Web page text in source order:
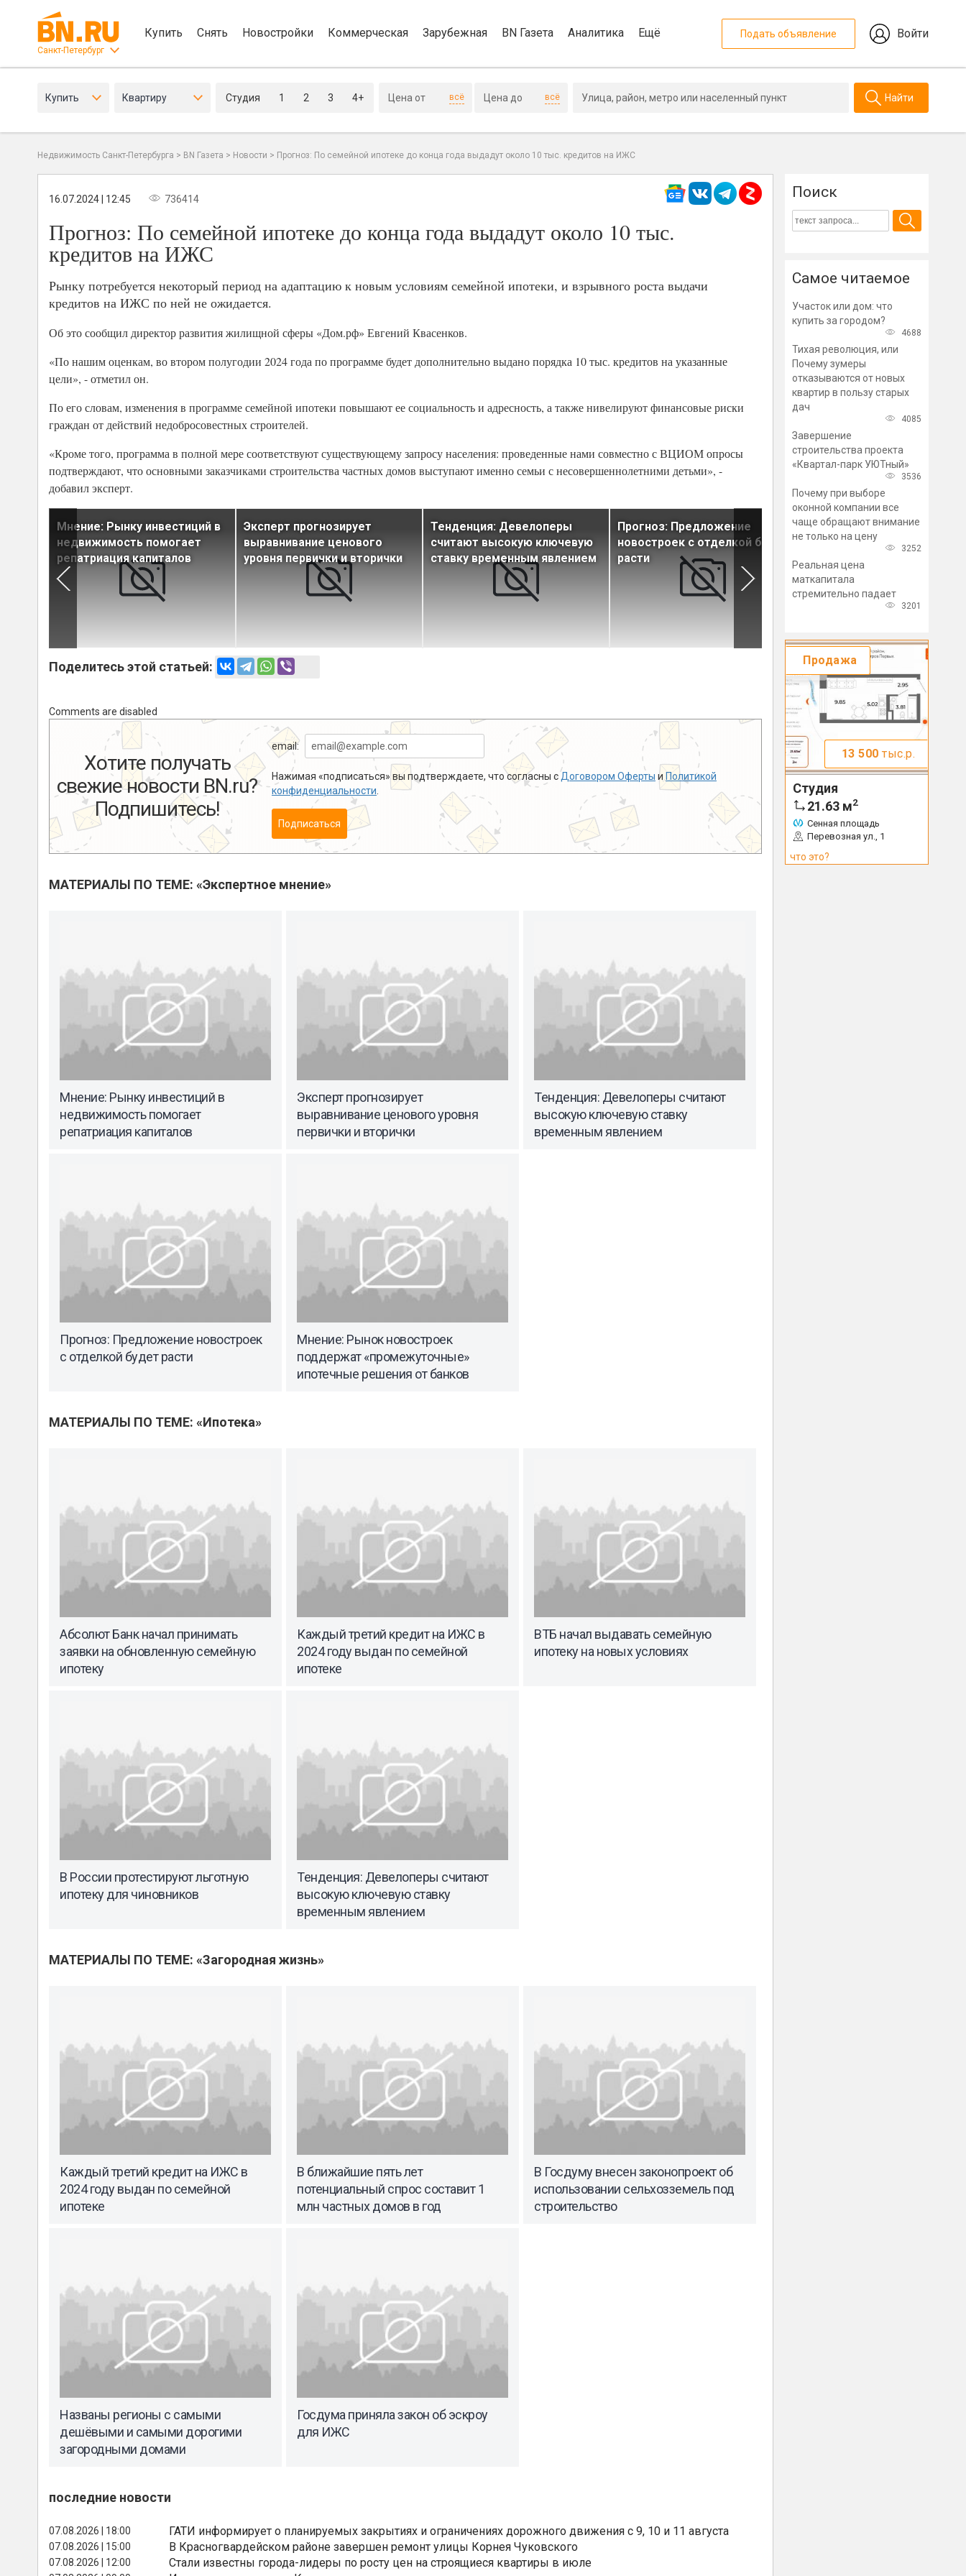
Санкт-Петербург
Купить Снять Новостройки Коммерческая Зарубежная BN Газета Аналитика Ещё Подать объявление Войти
Купить Квартиру Студия 1 2 3 4+ всё всё Найти
Недвижимость Санкт-Петербурга > BN Газета > Новости > Прогноз: По семейной ипотеке до конца года выдадут около 10 тыс. кредитов на ИЖС
16.07.2024 | 12:45 736414
Прогноз: По семейной ипотеке до конца года выдадут около 10 тыс.
кредитов на ИЖС
Рынку потребуется некоторый период на адаптацию к новым условиям семейной ипотеки, и взрывного роста выдачи
кредитов на ИЖС по ней не ожидается.
Об это сообщил директор развития жилищной сферы «Дом.рф» Евгений Квасенков.
«По нашим оценкам, во втором полугодии 2024 года по программе будет дополнительно выдано порядка 10 тыс. кредитов на указанные
цели», - отметил он.
По его словам, изменения в программе семейной ипотеки повышают ее социальность и адресность, а также нивелируют финансовые риски
граждан от действий недобросовестных строителей.
«Кроме того, программа в полной мере соответствуют существующему запросу населения: проведенные нами совместно с ВЦИОМ опросы
подтверждают, что основными заказчиками строительства частных домов выступают именно семьи с несовершеннолетними детьми», -
добавил эксперт.
Мнение: Рынку инвестиций в
недвижимость помогает
репатриация капиталов
Эксперт прогнозирует
выравнивание ценового
уровня первички и вторички
Тенденция: Девелоперы
считают высокую ключевую
ставку временным явлением
Прогноз: Предложение
новостроек с отделкой будет
расти
Мнение: Рынок новостроек
поддержат
Поделитесь этой статьей:
Comments are disabled
Хотите получать
свежие новости BN.ru?
Подпишитесь!
email:
Нажимая «подписаться» вы подтверждаете, что согласны с Договором Оферты и Политикой
конфиденциальности
Подписаться
МАТЕРИАЛЫ ПО ТЕМЕ: «Экспертное мнение»
Мнение: Рынку инвестиций в
недвижимость помогает
репатриация капиталов
Эксперт прогнозирует
выравнивание ценового уровня
первички и вторички
Тенденция: Девелоперы считают
высокую ключевую ставку
временным явлением
Прогноз: Предложение новостроек
с отделкой будет расти
Мнение: Рынок новостроек
поддержат «промежуточные»
ипотечные решения от банков
МАТЕРИАЛЫ ПО ТЕМЕ: «Ипотека»
Абсолют Банк начал принимать
заявки на обновленную семейную
ипотеку
Каждый третий кредит на ИЖС в
2024 году выдан по семейной
ипотеке
ВТБ начал выдавать семейную
ипотеку на новых условиях
В России протестируют льготную
ипотеку для чиновников
Тенденция: Девелоперы считают
высокую ключевую ставку
временным явлением
МАТЕРИАЛЫ ПО ТЕМЕ: «Загородная жизнь»
Каждый третий кредит на ИЖС в
2024 году выдан по семейной
ипотеке
В ближайшие пять лет
потенциальный спрос составит 1
млн частных домов в год
В Госдуму внесен законопроект об
использовании сельхозземель под
строительство
Названы регионы с самыми
дешёвыми и самыми дорогими
загородными домами
Госдума приняла закон об эскроу
для ИЖС
последние новости
07.08.2026 | 18:00 ГАТИ информирует о планируемых закрытиях и ограничениях дорожного движения с 9, 10 и 11 августа
07.08.2026 | 15:00 В Красногвардейском районе завершен ремонт улицы Корнея Чуковского
07.08.2026 | 12:00 Стали известны города-лидеры по росту цен на строящиеся квартиры в июле
Поиск
Самое читаемое
Участок или дом: что
купить за городом?
4688
Тихая революция, или
Почему зумеры
отказываются от новых
квартир в пользу старых
дач
4085
Завершение
строительства проекта
«Квартал-парк УЮТный»
3536
Почему при выборе
оконной компании все
чаще обращают внимание
не только на цену
3252
Реальная цена
маткапитала
стремительно падает
3201
Продажа
13 500 тыс.р.
Студия
21.63 м2
Сенная площадь
Перевозная ул., 1
что это?